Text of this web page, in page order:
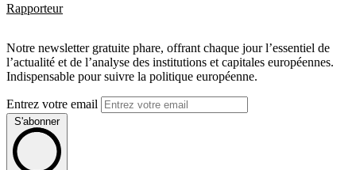
Rapporteur
Notre newsletter gratuite phare, offrant chaque jour l’essentiel de
l’actualité et de l’analyse des institutions et capitales européennes.
Indispensable pour suivre la politique européenne.
Entrez votre email
S'abonner